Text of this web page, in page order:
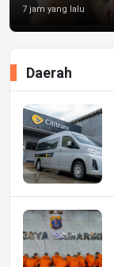
7 jam yang lalu
Daerah